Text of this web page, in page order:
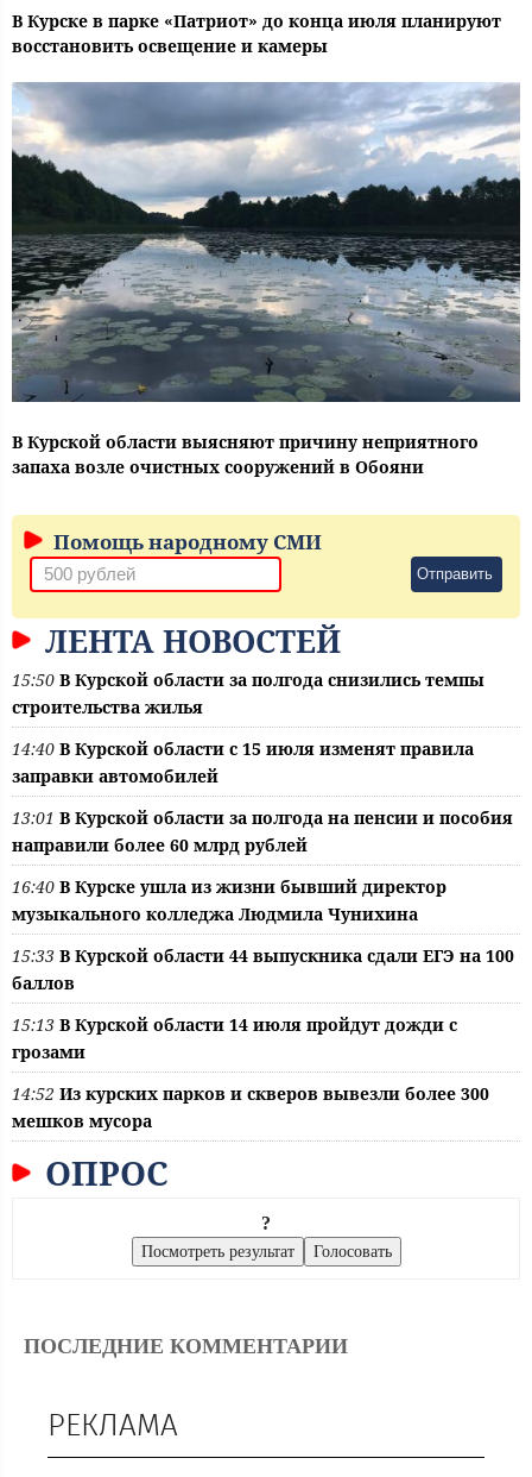
В Курске в парке «Патриот» до конца июля планируют
восстановить освещение и камеры
В Курской области выясняют причину неприятного
запаха возле очистных сооружений в Обояни
Помощь народному СМИ
Отправить
ЛЕНТА НОВОСТЕЙ
15:50 В Курской области за полгода снизились темпы
строительства жилья
14:40 В Курской области с 15 июля изменят правила
заправки автомобилей
13:01 В Курской области за полгода на пенсии и пособия
направили более 60 млрд рублей
16:40 В Курске ушла из жизни бывший директор
музыкального колледжа Людмила Чунихина
15:33 В Курской области 44 выпускника сдали ЕГЭ на 100
баллов
15:13 В Курской области 14 июля пройдут дожди с
грозами
14:52 Из курских парков и скверов вывезли более 300
мешков мусора
ОПРОС
?
ПОСЛЕДНИЕ КОММЕНТАРИИ
РЕКЛАМА